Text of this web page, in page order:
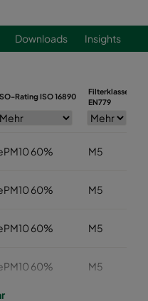
Downloads Insights
Rating ISO 16890
Filterklasse
EN779
60% M5
60% M5
60% M5
60% M5